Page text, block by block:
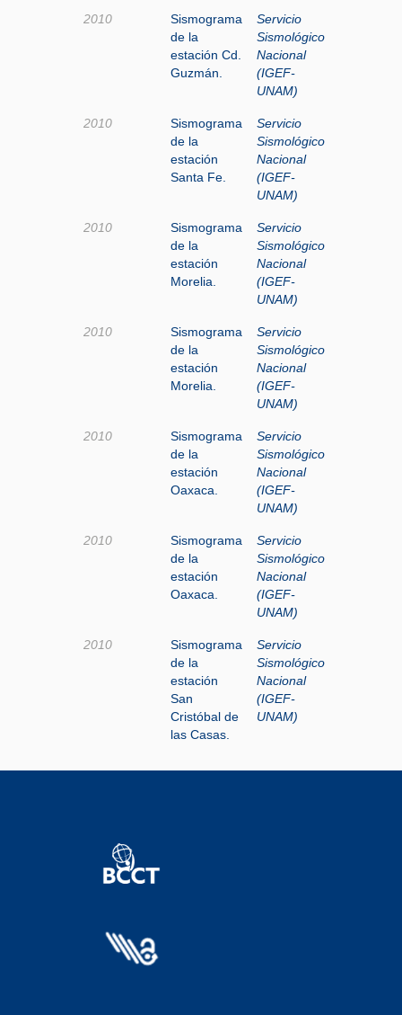
2010
Sismograma
de la
estación Cd.
Guzmán.
Servicio
Sismológico
Nacional
(IGEF-
UNAM)
2010
Sismograma
de la
estación
Santa Fe.
Servicio
Sismológico
Nacional
(IGEF-
UNAM)
2010
Sismograma
de la
estación
Morelia.
Servicio
Sismológico
Nacional
(IGEF-
UNAM)
2010
Sismograma
de la
estación
Morelia.
Servicio
Sismológico
Nacional
(IGEF-
UNAM)
2010
Sismograma
de la
estación
Oaxaca.
Servicio
Sismológico
Nacional
(IGEF-
UNAM)
2010
Sismograma
de la
estación
Oaxaca.
Servicio
Sismológico
Nacional
(IGEF-
UNAM)
2010
Sismograma
de la
estación
San
Cristóbal de
las Casas.
Servicio
Sismológico
Nacional
(IGEF-
UNAM)